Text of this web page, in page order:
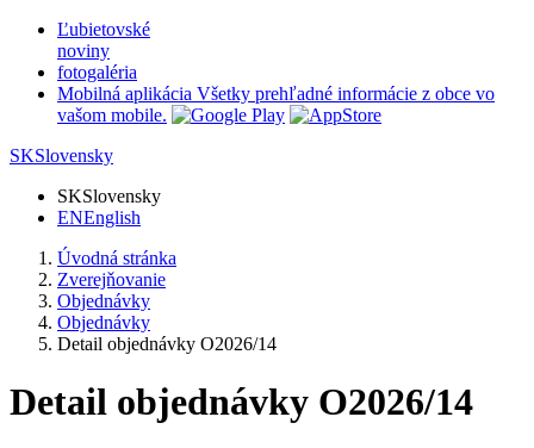
Ľubietovské
noviny
fotogaléria
Mobilná aplikácia Všetky prehľadné informácie z obce vo
vašom mobile.
SKSlovensky
SKSlovensky
ENEnglish
Úvodná stránka
Zverejňovanie
Objednávky
Objednávky
Detail objednávky O2026/14
Detail objednávky O2026/14